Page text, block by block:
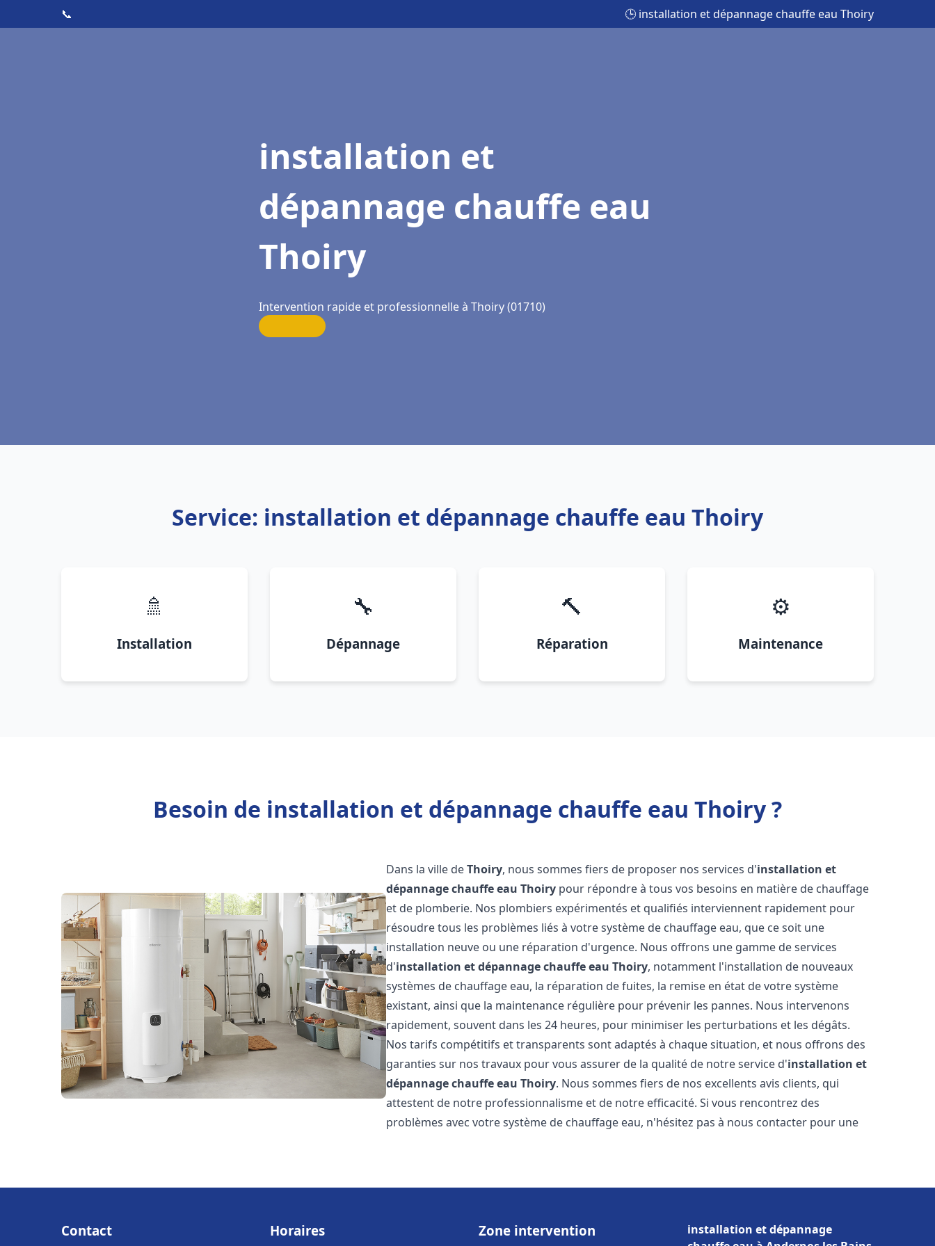
📞 🕒 installation et dépannage chauffe eau Thoiry
installation et
dépannage chauffe eau
Thoiry
Intervention rapide et professionnelle à Thoiry (01710)
Service: installation et dépannage chauffe eau Thoiry
🚿
Installation
🔧
Dépannage
🔨
Réparation
⚙️
Maintenance
Besoin de installation et dépannage chauffe eau Thoiry ?
Dans la ville deThoiry, nous sommes fiers de proposer nos services d'installation et
dépannage chauffe eau Thoiry pour répondre à tous vos besoins en matière de chauffage
et de plomberie. Nos plombiers expérimentés et qualifiés interviennent rapidement pour
résoudre tous les problèmes liés à votre système de chauffage eau, que ce soit une
installation neuve ou une réparation d'urgence. Nous offrons une gamme de services
d'installation et dépannage chauffe eau Thoiry, notamment l'installation de nouveaux
systèmes de chauffage eau, la réparation de fuites, la remise en état de votre système
existant, ainsi que la maintenance régulière pour prévenir les pannes. Nous intervenons
rapidement, souvent dans les 24 heures, pour minimiser les perturbations et les dégâts.
Nos tarifs compétitifs et transparents sont adaptés à chaque situation, et nous offrons des
garanties sur nos travaux pour vous assurer de la qualité de notre service d'installation et
dépannage chauffe eau Thoiry. Nous sommes fiers de nos excellents avis clients, qui
attestent de notre professionnalisme et de notre efficacité. Si vous rencontrez des
problèmes avec votre système de chauffage eau, n'hésitez pas à nous contacter pour une
Contact Horaires Zone intervention
installation et dépannage